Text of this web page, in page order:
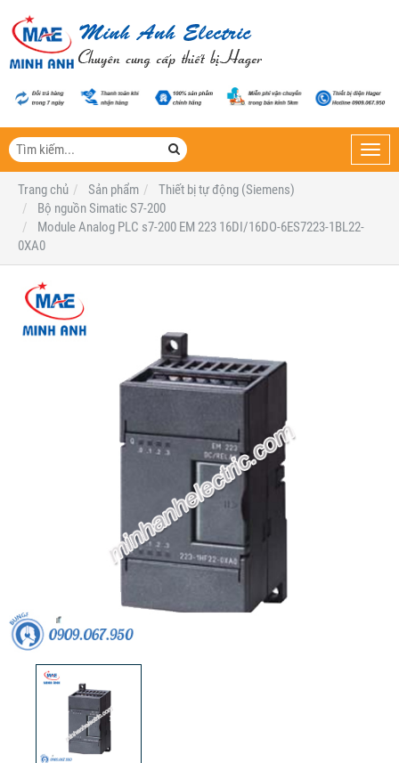
Trang chủ
Sản phẩm
Thiết bị tự động (Siemens)
Bộ nguồn Simatic S7-200
Module Analog PLC s7-200 EM 223 16DI/16DO-6ES7223-1BL22-
0XA0